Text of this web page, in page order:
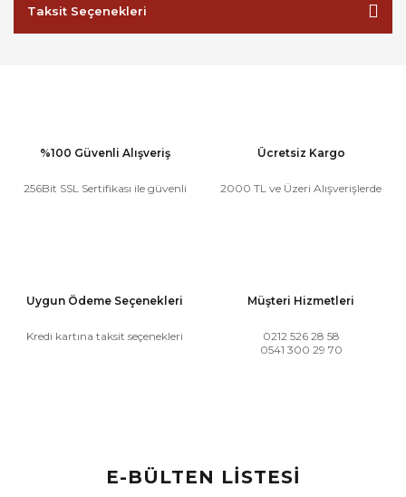
Taksit Seçenekleri
%100 Güvenli Alışveriş
256Bit SSL Sertifikası ile güvenli
Ücretsiz Kargo
2000 TL ve Üzeri Alışverişlerde
Uygun Ödeme Seçenekleri
Kredi kartına taksit seçenekleri
Müşteri Hizmetleri
0212 526 28 58
0541 300 29 70
E-BÜLTEN LİSTESİ